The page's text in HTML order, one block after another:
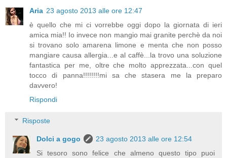
Aria 23 agosto 2013 alle ore 12:47
è quello che mi ci vorrebbe oggi dopo la giornata di ieri
amica mia!! Io invece non mangio mai granite perchè da noi
si trovano solo amarena limone e menta che non posso
mangiare causa allergia...e al caffè...la trovo una soluzione
fantastica per me, oltre che molto apprezzata...con quel
tocco di panna!!!!!!!!mi sa che stasera me la preparo
davvero!
Rispondi
Risposte
Dolci a gogo
23 agosto 2013 alle ore 12:54
Si tesoro sono felice che almeno questo tipo puoi